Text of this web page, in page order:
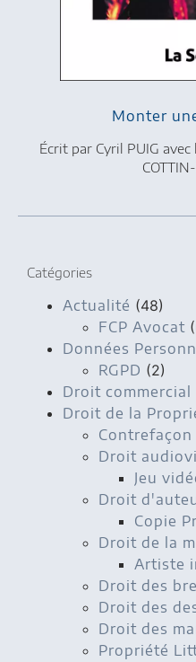
Monter
Écrit par Cyril PUIG
Catégories
Actualité (48)
FCP Avocat
Données
RGPD (2)
Droit commercial
Droit de la
Contrefaçon
Droit
Jeu
Droit
Copie
Droit de la
Artiste
Droit des
Droit des
Droit des
Propriété